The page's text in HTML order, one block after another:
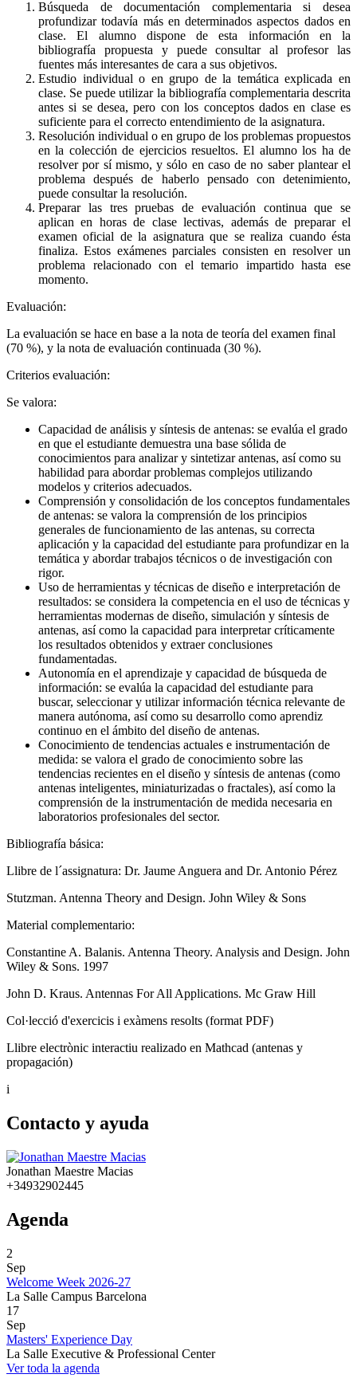
Búsqueda de documentación complementaria si desea
profundizar todavía más en determinados aspectos dados en
clase. El alumno dispone de esta información en la
bibliografía propuesta y puede consultar al profesor las
fuentes más interesantes de cara a sus objetivos.
Estudio individual o en grupo de la temática explicada en
clase. Se puede utilizar la bibliografía complementaria descrita
antes si se desea, pero con los conceptos dados en clase es
suficiente para el correcto entendimiento de la asignatura.
Resolución individual o en grupo de los problemas propuestos
en la colección de ejercicios resueltos. El alumno los ha de
resolver por sí mismo, y sólo en caso de no saber plantear el
problema después de haberlo pensado con detenimiento,
puede consultar la resolución.
Preparar las tres pruebas de evaluación continua que se
aplican en horas de clase lectivas, además de preparar el
examen oficial de la asignatura que se realiza cuando ésta
finaliza. Estos exámenes parciales consisten en resolver un
problema relacionado con el temario impartido hasta ese
momento.
Evaluación:
La evaluación se hace en base a la nota de teoría del examen final
(70 %), y la nota de evaluación continuada (30 %).
Criterios evaluación:
Se valora:
Capacidad de análisis y síntesis de antenas: se evalúa el grado
en que el estudiante demuestra una base sólida de
conocimientos para analizar y sintetizar antenas, así como su
habilidad para abordar problemas complejos utilizando
modelos y criterios adecuados.
Comprensión y consolidación de los conceptos fundamentales
de antenas: se valora la comprensión de los principios
generales de funcionamiento de las antenas, su correcta
aplicación y la capacidad del estudiante para profundizar en la
temática y abordar trabajos técnicos o de investigación con
rigor.
Uso de herramientas y técnicas de diseño e interpretación de
resultados: se considera la competencia en el uso de técnicas y
herramientas modernas de diseño, simulación y síntesis de
antenas, así como la capacidad para interpretar críticamente
los resultados obtenidos y extraer conclusiones
fundamentadas.
Autonomía en el aprendizaje y capacidad de búsqueda de
información: se evalúa la capacidad del estudiante para
buscar, seleccionar y utilizar información técnica relevante de
manera autónoma, así como su desarrollo como aprendiz
continuo en el ámbito del diseño de antenas.
Conocimiento de tendencias actuales e instrumentación de
medida: se valora el grado de conocimiento sobre las
tendencias recientes en el diseño y síntesis de antenas (como
antenas inteligentes, miniaturizadas o fractales), así como la
comprensión de la instrumentación de medida necesaria en
laboratorios profesionales del sector.
Bibliografía básica:
Llibre de l´assignatura: Dr. Jaume Anguera and Dr. Antonio Pérez
Stutzman. Antenna Theory and Design. John Wiley & Sons
Material complementario:
Constantine A. Balanis. Antenna Theory. Analysis and Design. John
Wiley & Sons. 1997
John D. Kraus. Antennas For All Applications. Mc Graw Hill
Col·lecció d'exercicis i exàmens resolts (format PDF)
Llibre electrònic interactiu realizado en Mathcad (antenas y
propagación)
i
Contacto y ayuda
Jonathan Maestre Macias
+34932902445
Agenda
2
Sep
Welcome Week 2026-27
La Salle Campus Barcelona
17
Sep
Masters' Experience Day
La Salle Executive & Professional Center
Ver toda la agenda